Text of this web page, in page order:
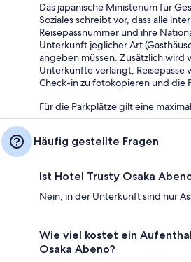
Das japanische Ministerium für
Soziales schreibt vor, dass alle
Reisepassnummer und ihre
Unterkunft jeglicher Art
angeben müssen. Zusätzlich wird
Unterkünfte verlangt, Reisepässe
Check-in zu fotokopieren und die
Für die Parkplätze gilt eine
Häufig gestellte Fragen
Ist Hotel Trusty Osaka
Nein, in der Unterkunft sind nur
Wie viel kostet ein
Osaka Abeno?